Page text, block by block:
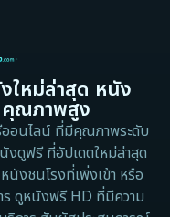
ใหม่ล่าสุด หนัง
คุณภาพสูง
อนไลน์ ที่มีคุณภาพระดับ
งดูฟรี ที่อัปเดตใหม่ล่าสุด
นังชนโรงที่เพิ่งเข้า หรือ
ร ดูหนังฟรี HD ที่มีความ